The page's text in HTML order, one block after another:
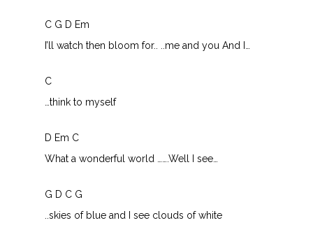
C G D Em
I’ll watch then bloom for.. ..me and you And I…
C
…think to myself
D Em C
What a wonderful world …….Well I see…
G D C G
..skies of blue and I see clouds of white